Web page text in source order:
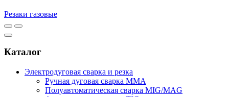
Резаки газовые
Каталог
Электродуговая сварка и резка
Ручная дуговая сварка MMA
Полуавтоматическая сварка MIG/MAG